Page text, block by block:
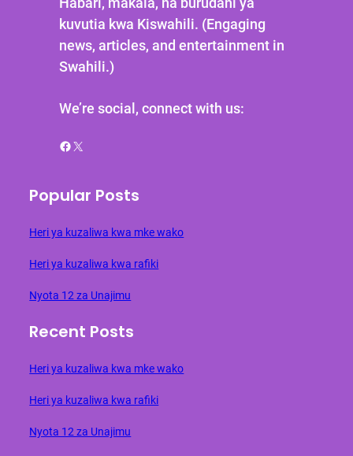
kuvutia kwa Kiswahili. (Engaging
news, articles, and entertainment in
Swahili.)
We’re social, connect with us:
Facebook X
Popular Posts
Heri ya kuzaliwa kwa mke wako
Heri ya kuzaliwa kwa rafiki
Nyota 12 za Unajimu
Recent Posts
Heri ya kuzaliwa kwa mke wako
Heri ya kuzaliwa kwa rafiki
Nyota 12 za Unajimu